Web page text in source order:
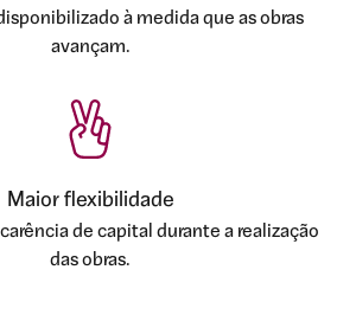
à medida que as obras
avançam.
Maior flexibilidade
de capital durante a realização
das obras.